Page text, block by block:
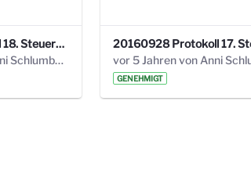
20161130 Protokoll 18. Steuerungskreis.pdf
vor 5 Jahren von Anni Schlumberger
GENEHMIGT